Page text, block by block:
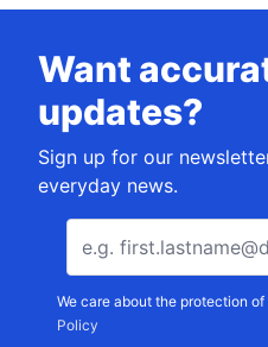
Want
updates?
Sign up for our
everyday news.
We care about the protection
Policy